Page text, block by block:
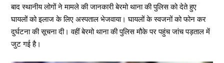
बाद स्थानीय लोगों ने मामले की जानकारी बेरमो थाना की पुलिस को देते हुए
घायलों को इलाज के लिए अस्पताल भेजवाया। घायलों के स्वजनों को फोन कर
दुर्घटना की सूचना दी। वहीं बेरमो थाना की पुलिस मौके पर पहुंच जांच पड़ताल में
जुट गई है।